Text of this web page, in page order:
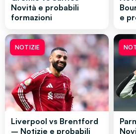
Novità e probabili
formazioni
e
NOTIZIE
Liverpool vs Brentford
– Notizie e probabili